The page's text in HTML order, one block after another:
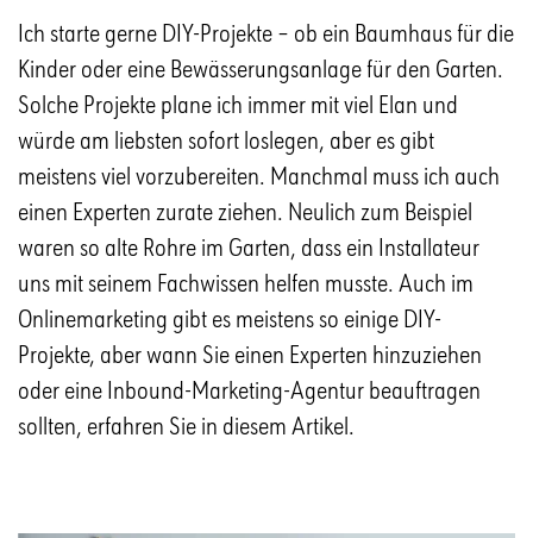
Ich starte gerne DIY-Projekte – ob ein Baumhaus für die
Kinder oder eine Bewässerungsanlage für den Garten.
Solche Projekte plane ich immer mit viel Elan und
würde am liebsten sofort loslegen, aber es gibt
meistens viel vorzubereiten. Manchmal muss ich auch
einen Experten zurate ziehen. Neulich zum Beispiel
waren so alte Rohre im Garten, dass ein Installateur
uns mit seinem Fachwissen helfen musste. Auch im
Onlinemarketing gibt es meistens so einige DIY-
Projekte, aber wann Sie einen Experten hinzuziehen
oder eine Inbound-Marketing-Agentur beauftragen
sollten, erfahren Sie in diesem Artikel.